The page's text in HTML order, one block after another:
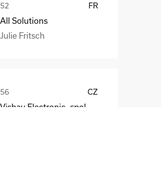
FR
All Solutions
Julie Fritsch
CZ